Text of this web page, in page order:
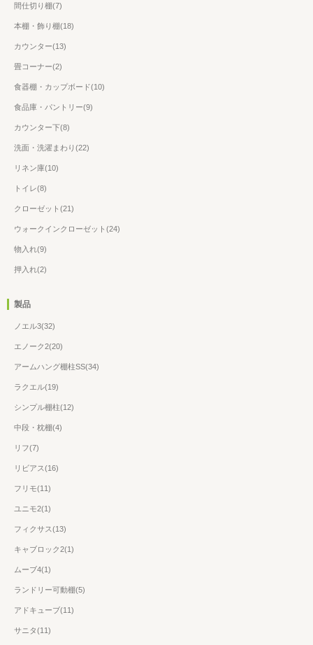
間仕切り棚(7)
本棚・飾り棚(18)
カウンター(13)
畳コーナー(2)
食器棚・カップボード(10)
食品庫・パントリー(9)
カウンター下(8)
洗面・洗濯まわり(22)
リネン庫(10)
トイレ(8)
クローゼット(21)
ウォークインクローゼット(24)
物入れ(9)
押入れ(2)
製品
ノエル3(32)
エノーク2(20)
アームハング棚柱SS(34)
ラクエル(19)
シンプル棚柱(12)
中段・枕棚(4)
リフ(7)
リビアス(16)
フリモ(11)
ユニモ2(1)
フィクサス(13)
キャブロック2(1)
ムーブ4(1)
ランドリー可動棚(5)
アドキューブ(11)
サニタ(11)